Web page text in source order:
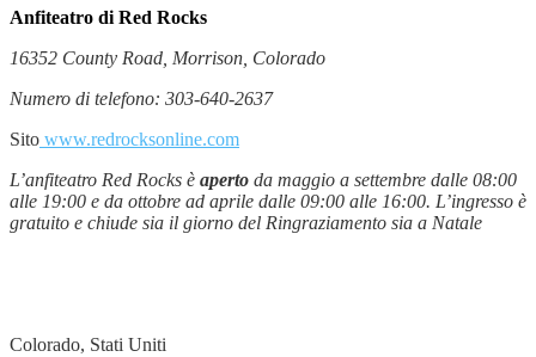
Anfiteatro di Red Rocks
16352 County Road, Morrison, Colorado
Numero di telefono: 303-640-2637
Sito www.redrocksonline.com
L’anfiteatro Red Rocks è aperto da maggio a settembre dalle 08:00
alle 19:00 e da ottobre ad aprile dalle 09:00 alle 16:00. L’ingresso è
gratuito e chiude sia il giorno del Ringraziamento sia a Natale
Colorado, Stati Uniti